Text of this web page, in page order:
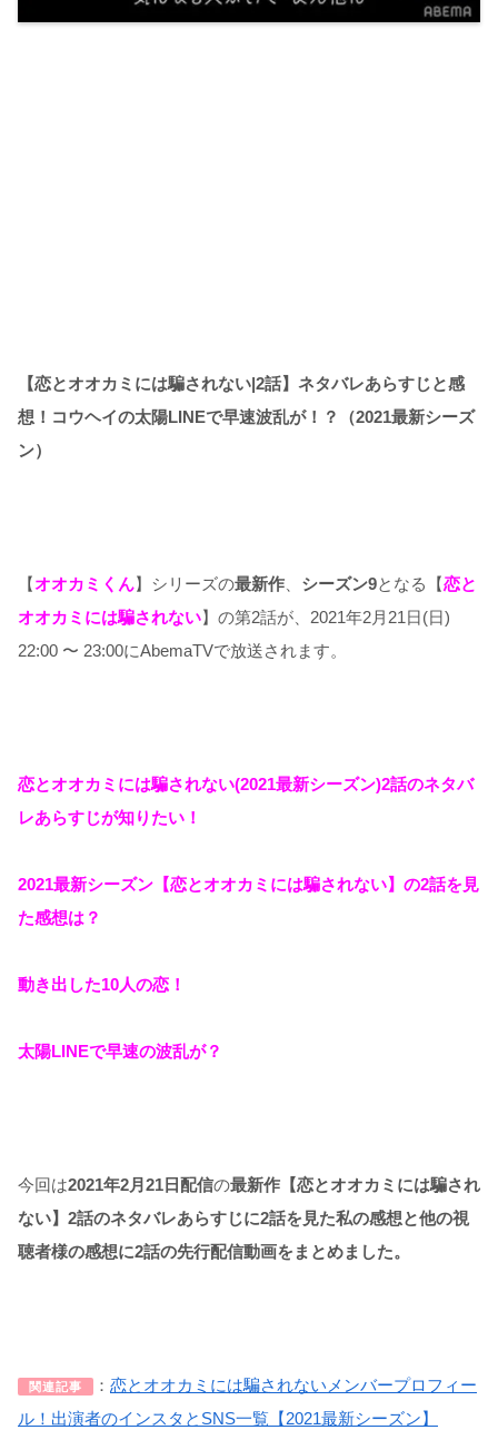
【恋とオオカミには騙されない|2話】ネタバレあらすじと感
想！コウヘイの太陽LINEで早速波乱が！？（2021最新シーズ
ン）
【オオカミくん】シリーズの最新作 シーズン9となる【恋と
オオカミには騙されない】の第2話が、2021年2月21日(日)
22:00 〜 23:00にAbemaTVで放送されます。
恋とオオカミには騙されない(2021最新シーズン)2話のネタバ
レあらすじが知りたい！
2021最新シーズン【恋とオオカミには騙されない】の2話を見
た感想は？
動き出した10人の恋！
太陽LINEで早速の波乱が？
今回は2021年2月21日配信の最新作【恋とオオカミには騙され
ない】2話のネタバレあらすじに2話を見た私の感想と他の視
聴者様の感想に2話の先行配信動画をまとめました。
関連記事 ： 恋とオオカミには騙されないメンバープロフィー
ル！出演者のインスタとSNS一覧【2021最新シーズン】